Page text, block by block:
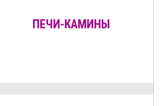
ПЕЧИ-КАМИНЫ